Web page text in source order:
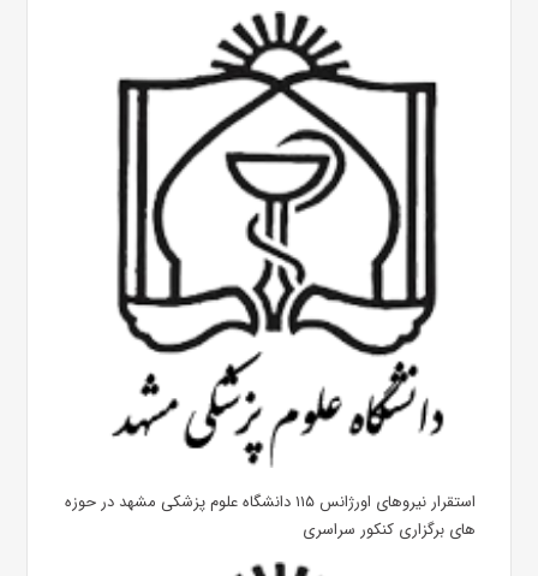
استقرار نیروهای اورژانس ۱۱۵ دانشگاه علوم پزشکی مشهد در حوزه
های برگزاری کنکور سراسری